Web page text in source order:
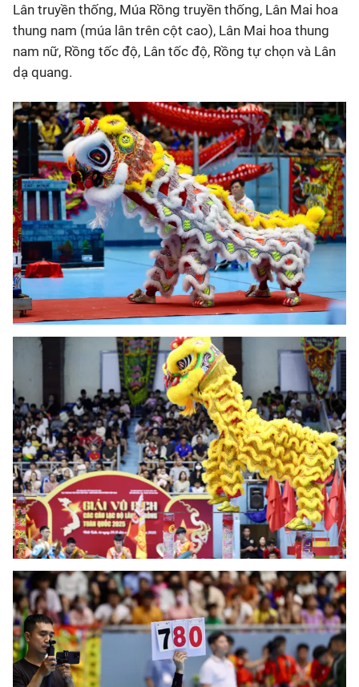
Lân truyền thống, Múa Rồng truyền thống, Lân Mai hoa
thung nam (múa lân trên cột cao), Lân Mai hoa thung
nam nữ, Rồng tốc độ, Lân tốc độ, Rồng tự chọn và Lân
dạ quang.